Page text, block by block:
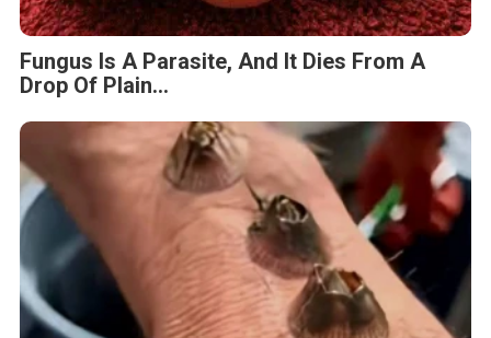
Fungus Is A Parasite, And It Dies From A
Drop Of Plain...